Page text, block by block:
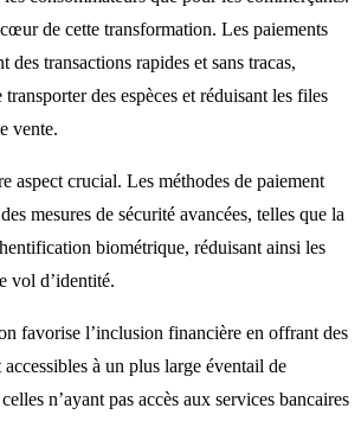
de cette transformation. Les paiements
des transactions rapides et sans tracas,
des espèces et réduisant les files
vente.
aspect crucial. Les méthodes de paiement
mesures de sécurité avancées, telles que la
biométrique, réduisant ainsi les
vol d’identité.
favorise l’inclusion financière en offrant des
à un plus large éventail de
n’ayant pas accès aux services bancaires